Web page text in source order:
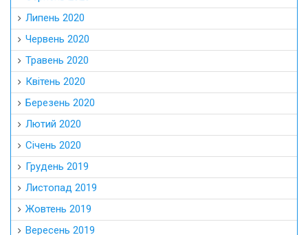
Липень 2020
Червень 2020
Травень 2020
Квітень 2020
Березень 2020
Лютий 2020
Січень 2020
Грудень 2019
Листопад 2019
Жовтень 2019
Вересень 2019